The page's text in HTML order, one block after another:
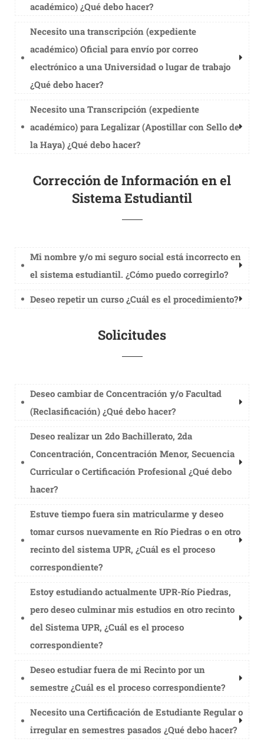
académico) ¿Qué debo hacer?
Necesito una transcripción (expediente
académico) Oficial para envío por correo
electrónico a una Universidad o lugar de trabajo
¿Qué debo hacer?
Necesito una Transcripción (expediente
académico) para Legalizar (Apostillar con Sello de
la Haya) ¿Qué debo hacer?
Corrección de Información en el
Sistema Estudiantil
Mi nombre y/o mi seguro social está incorrecto en
el sistema estudiantil. ¿Cómo puedo corregirlo?
Deseo repetir un curso ¿Cuál es el procedimiento?
Solicitudes
Deseo cambiar de Concentración y/o Facultad
(Reclasificación) ¿Qué debo hacer?
Deseo realizar un 2do Bachillerato, 2da
Concentración, Concentración Menor, Secuencia
Curricular o Certificación Profesional ¿Qué debo
hacer?
Estuve tiempo fuera sin matricularme y deseo
tomar cursos nuevamente en Río Piedras o en otro
recinto del sistema UPR, ¿Cuál es el proceso
correspondiente?
Estoy estudiando actualmente UPR-Río Piedras,
pero deseo culminar mis estudios en otro recinto
del Sistema UPR, ¿Cuál es el proceso
correspondiente?
Deseo estudiar fuera de mi Recinto por un
semestre ¿Cuál es el proceso correspondiente?
Necesito una Certificación de Estudiante Regular o
irregular en semestres pasados ¿Qué debo hacer?